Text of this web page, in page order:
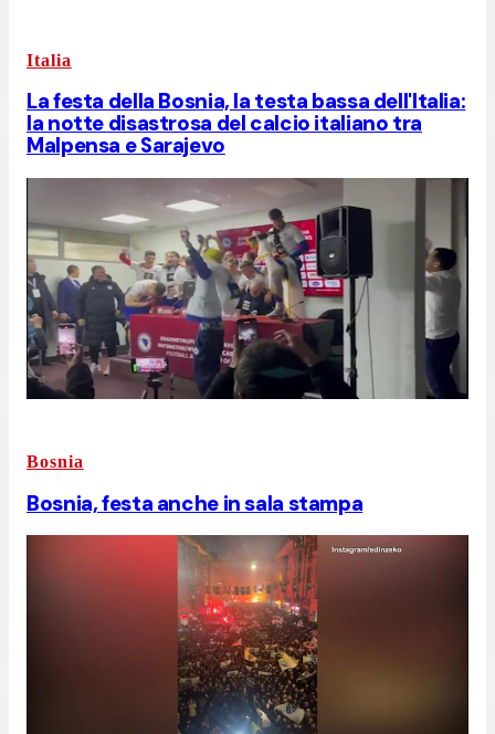
Italia
La festa della Bosnia, la testa bassa dell'Italia:
la notte disastrosa del calcio italiano tra
Malpensa e Sarajevo
Bosnia
Bosnia, festa anche in sala stampa